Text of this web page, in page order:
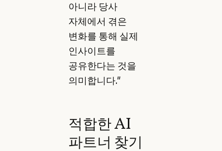
아니라 당사
자체에서 겪은
변화를 통해 실제
인사이트를
공유한다는 것을
의미합니다."
적합한 AI
파트너 찾기